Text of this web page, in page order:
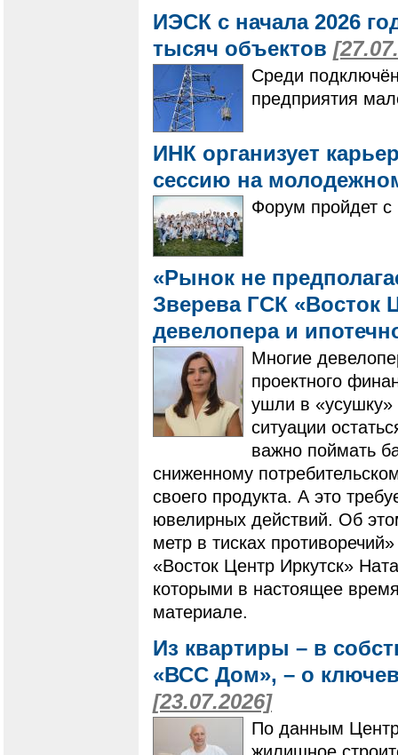
ИЭСК с начала 2026
тысяч объектов
Среди
предприятия
ИНК организует
сессию на
Форум пройдет с
«Рынок не
Зверева ГСК «Восток
девелопера и
Многие
проектного
ушли в «усушку»
ситуации
важно поймать
сниженному
своего продукта. А это
ювелирных действий. Об
метр в тисках
«Восток Центр Иркутск»
которыми в настоящее
материале.
Из квартиры – в
«ВСС Дом», – о
[23.07.2026]
По данным